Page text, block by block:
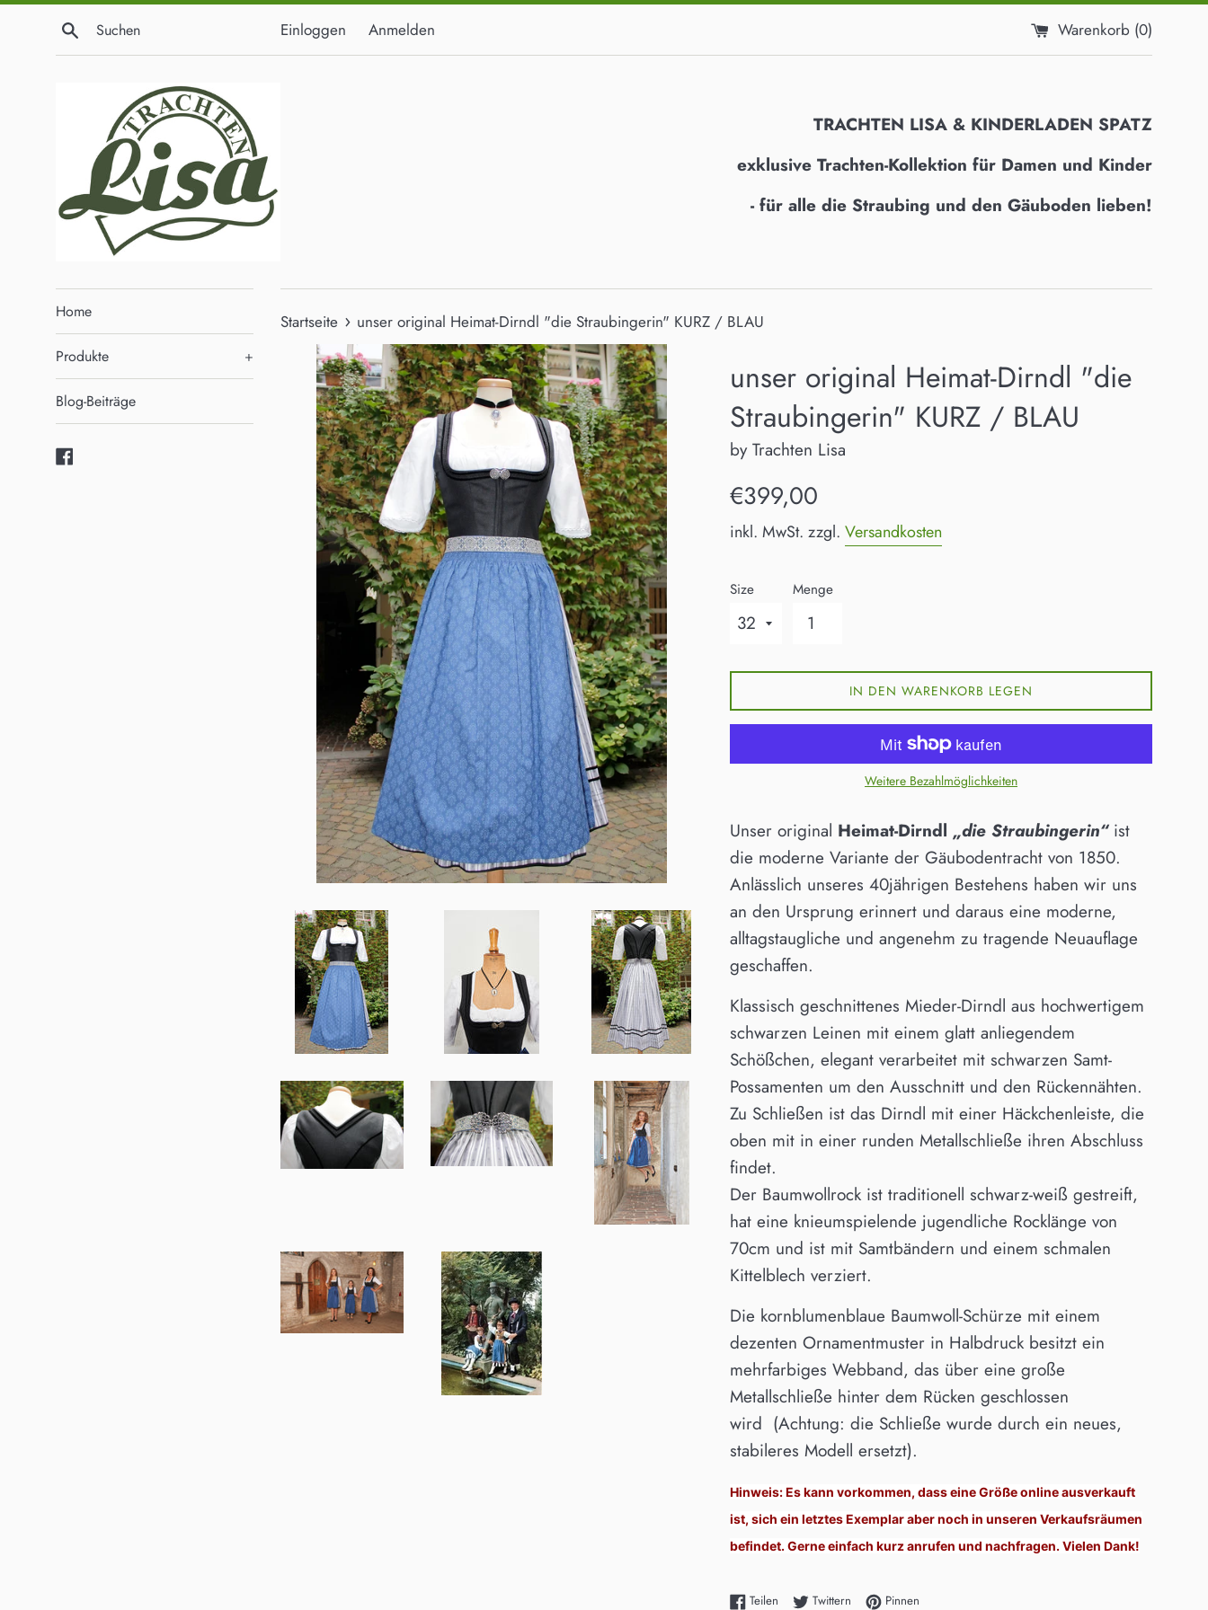
Direkt
Suchen Einloggen Anmelden Warenkorb (0)
TRACHTEN LISA & KINDERLADEN SPATZ
exklusive Trachten-Kollektion für Damen und Kinder
- für alle die Straubing und den Gäuboden lieben!
Home
Produkte +
Blog-Beiträge
Startseite › unser original Heimat-Dirndl "die Straubingerin" KURZ / BLAU
unser original Heimat-Dirndl "die
Straubingerin" KURZ / BLAU
by Trachten Lisa
Normaler
€399,00
inkl. MwSt. zzgl. Versandkosten
Size Menge
IN DEN WARENKORB LEGEN
Weitere Bezahlmöglichkeiten
Unser original Heimat-Dirndl „die Straubingerin“ist
die moderne Variante der Gäubodentracht von 1850.
Anlässlich unseres 40jährigen Bestehens haben wir uns
an den Ursprung erinnert und daraus eine moderne,
alltagstaugliche und angenehm zu tragende Neuauflage
geschaffen.
Klassisch geschnittenes Mieder-Dirndl aus hochwertigem
schwarzen Leinen mit einem glatt anliegendem
Schößchen, elegant verarbeitet mit schwarzen Samt-
Possamenten um den Ausschnitt und den Rückennähten.
Zu Schließen ist das Dirndl mit einer Häckchenleiste, die
oben mit in einer runden Metallschließe ihren Abschluss
findet.
Der Baumwollrock ist traditionell schwarz-weiß gestreift,
hat eine knieumspielende jugendliche Rocklänge von
70cm und ist mit Samtbändern und einem schmalen
Kittelblech verziert.
Die kornblumenblaue Baumwoll-Schürze mit einem
dezenten Ornamentmuster in Halbdruck besitzt ein
mehrfarbiges Webband, das über eine große
Metallschließe hinter dem Rücken geschlossen
wird (Achtung: die Schließe wurde durch ein neues,
stabileres Modell ersetzt).
Hinweis: Es kann vorkommen, dass eine Größe online ausverkauft
ist, sich ein letztes Exemplar aber noch in unseren Verkaufsräumen
befindet. Gerne einfach kurz anrufen und nachfragen. Vielen Dank!
Teilen Auf Facebook teilen
Twittern Auf Twitter twittern
Pinnen